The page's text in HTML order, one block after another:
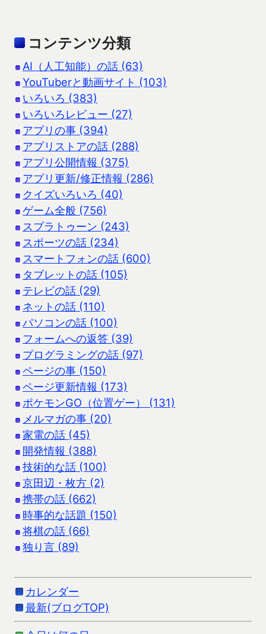
コンテンツ分類
AI（人工知能）の話 (63)
YouTuberと動画サイト (103)
いろいろ (383)
いろいろレビュー (27)
アプリの事 (394)
アプリストアの話 (288)
アプリ公開情報 (375)
アプリ更新/修正情報 (286)
クイズいろいろ (40)
ゲーム全般 (756)
スプラトゥーン (243)
スポーツの話 (234)
スマートフォンの話 (600)
タブレットの話 (105)
テレビの話 (29)
ネットの話 (110)
パソコンの話 (100)
フォームへの返答 (39)
プログラミングの話 (97)
ページの事 (150)
ページ更新情報 (173)
ポケモンGO（位置ゲー） (131)
メルマガの事 (20)
家電の話 (45)
開発情報 (388)
技術的な話 (100)
京田辺・枚方 (2)
携帯の話 (662)
時事的な話題 (150)
将棋の話 (66)
独り言 (89)
カレンダー
最新(ブログTOP)